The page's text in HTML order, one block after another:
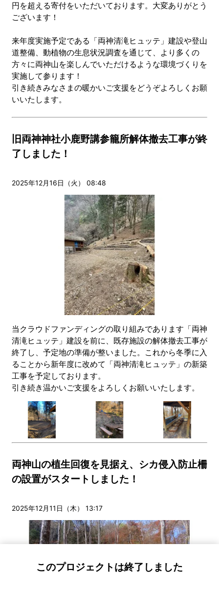
このプロジェクトは終了しました
円を超える寄付をいただいております。大変ありがとう
ございます！
来年度実施予定である「両神清滝ヒュッテ」建設や登山
道整備、動植物の生息状況調査を通じて、より多くの
方々に両神山を楽しんでいただけるような環境づくりを
実施して参ります！
引き続きみなさまの暖かいご支援をどうぞよろしくお願
いいたします。
旧両神神社小鹿野講参籠所解体撤去工事が終
了しました！
2025年12月16日（火） 08:48
当クラウドファンディングの取り組みであります「両神
清滝ヒュッテ」建設を前に、既存施設の解体撤去工事が
終了し、予定地の準備が整いました。これから冬季に入
ることから新年度に改めて「両神清滝ヒュッテ」の新築
工事を予定しております。
引き続き温かいご支援をよろしくお願いいたします。
両神山の植生回復を見据え、シカ侵入防止柵
の設置がスタートしました！
2025年12月11日（木） 13:17